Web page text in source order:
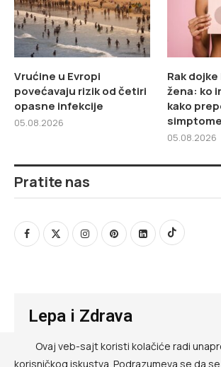
Vrućine u Evropi
povećavaju rizik od četiri
opasne infekcije
05.08.2026
Rak
žena: ko
kako
simptome
05.08.2026
Pratite nas
Lepa i Zdrava
@ RED MEDIA GROUP 2026
Ovaj veb-sajt koristi kolačiće radi
korisničkog iskustva. Podrazumeva se da